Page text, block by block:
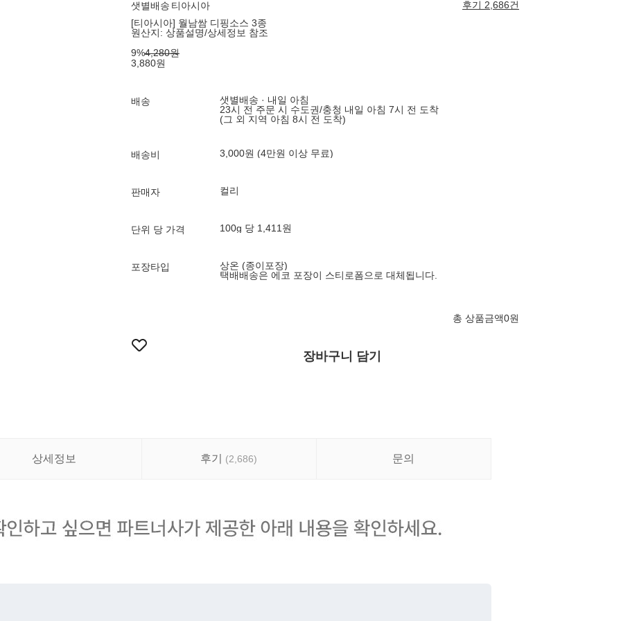
샛별배송 티아시아
후기 2,686건
[티아시아] 월남쌈 디핑소스 3종
원산지: 상품설명/상세정보 참조
9%4,280원
3,880원
배송
샛별배송 · 내일 아침
23시 전 주문 시 수도권/충청 내일 아침 7시 전 도착
(그 외 지역 아침 8시 전 도착)
배송비 3,000원 (4만원 이상 무료)
판매자 컬리
단위 당 가격 100g 당 1,411원
포장타입
상온 (종이포장)
택배배송은 에코 포장이 스티로폼으로 대체됩니다.
총 상품금액0원
장바구니 담기
상세정보 후기 (2,686) 문의